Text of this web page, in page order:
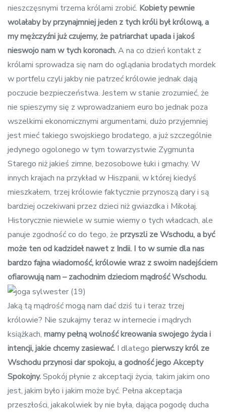
nieszczęsnymi trzema królami zrobić. Kobietypewnie
wolałaby by przynajmniej jeden z tych króli był królową,a
my mężczyźni już czujemy, że patriarchat upada i jakoś
nieswojo nam w tych koronach.A na co dzień kontakt z
królami sprowadza się nam do oglądania brodatych mordek
w portfelu czyli jakby nie patrzeć królowie jednak dają
poczucie bezpieczeństwa. Jestem w stanie zrozumieć, że
nie spieszymy się z wprowadzaniem euro bo jednak poza
wszelkimi ekonomicznymi argumentami, dużo przyjemniej
jest mieć takiego swojskiego brodatego, a już szczególnie
jedynego ogolonego w tym towarzystwie Zygmunta
Starego niż jakieś zimne, bezosobowe łuki i gmachy. W
innych krajach na przykład w Hiszpanii, w której kiedyś
mieszkałem, trzej królowie faktycznie przynoszą dary i są
bardziej oczekiwani przez dzieci niż gwiazdka i Mikołaj.
Historycznie niewiele w sumie wiemy o tych władcach, ale
panuje zgodność co do tego, że przyszli ze Wschodu,abyć
może ten od kadzidełnawet z Indii. I to w sumie dla nas
bardzo fajna wiadomość, królowie wraz z swoim nadejściem
ofiarowująnam –zachodnim dzieciommądrość Wschodu.
Jaką tą mądrość mogą nam dać dziś tu i teraz trzej
królowie? Nie szukajmy teraz w internecie i mądrych
książkach, mamy pełną wolność kreowania swojego życia i
intencji, jakie chcemy zasiewać. I dlatego pierwszy król ze
Wschodu przynosi dar spokoju, a godność jego Akcepty
Spokojny.Spokój płynie z akceptacji życia, takim jakim ono
jest, jakim było i jakim może być. Pełna akceptacja
przeszłości, jakakolwiek by nie była, dająca pogodę ducha